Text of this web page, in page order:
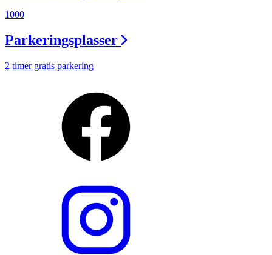
1000
Parkeringsplasser
2 timer gratis parkering